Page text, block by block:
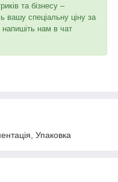
та бізнесу –
вашу спеціальну ціну за
напишіть нам в чат
Упаковка